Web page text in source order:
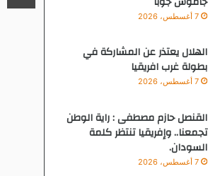
7 أغسطس، 2026
الهلال يعتذر عن المشاركة في
بطولة غرب افريقيا
7 أغسطس، 2026
القنصل حازم مصطفى : راية الوطن
تجمعنا.. وإفريقيا تنتظر كلمة
السودان.
7 أغسطس، 2026